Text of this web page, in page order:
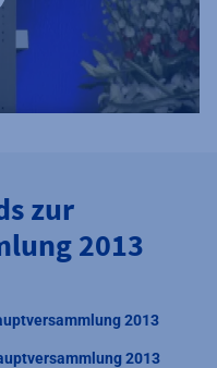
zur
2013
2013
2013